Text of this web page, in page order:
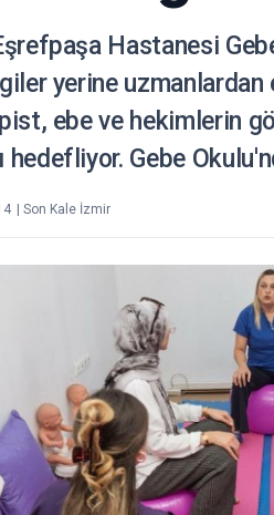
Hastanesi
yerine
ebe ve hekimlerin
hedefliyor. Gebe
| Son Kale İzmir